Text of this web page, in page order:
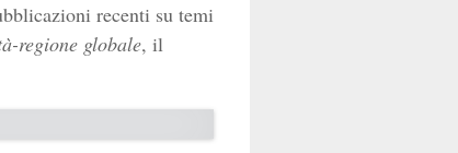
recenti su temi
regione globale, il